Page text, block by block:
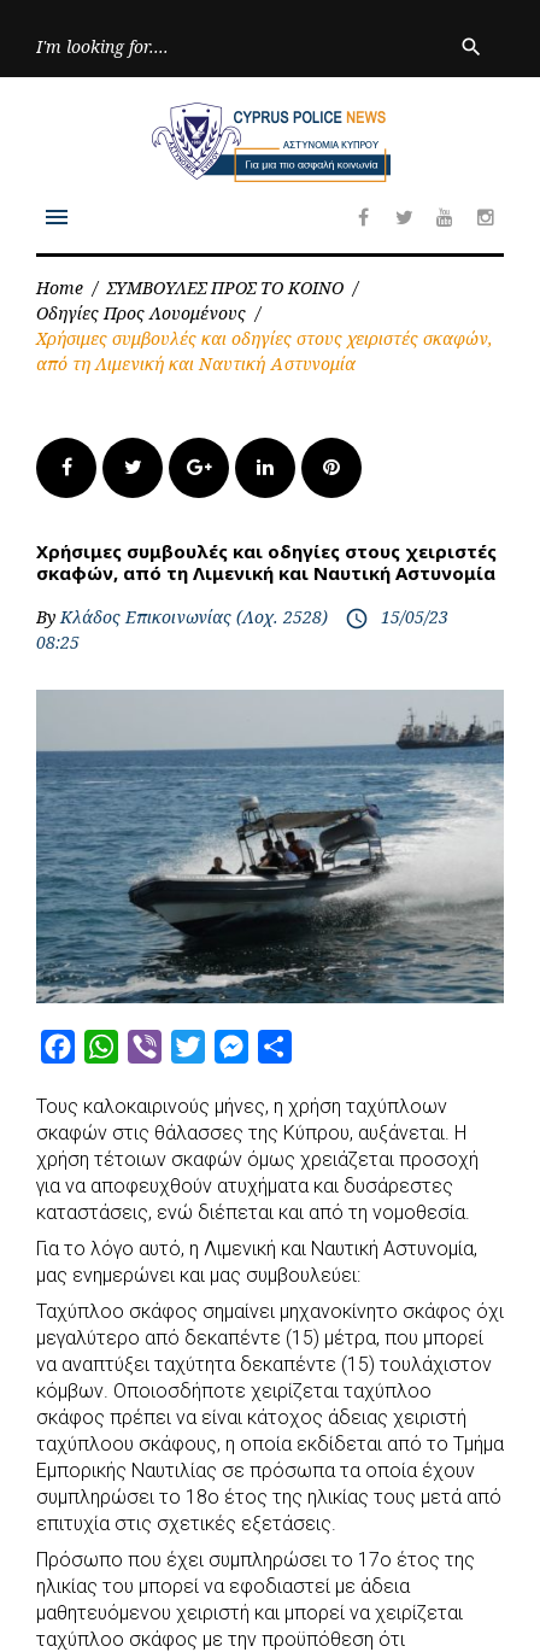
search
Facebook
TwitterYoutube
menu
Home / ΣΥΜΒΟΥΛΕΣ ΠΡΟΣ ΤΟ ΚΟΙΝΟ /
Οδηγίες Προς Λουομένους /
Χρήσιμες συμβουλές και οδηγίες στους χειριστές σκαφών,
από τη Λιμενική και Ναυτική Αστυνομία
FacebookTwitter Google+LinkedInPinterest
Χρήσιμες συμβουλές και οδηγίες στους χειριστές
σκαφών, από τη Λιμενική και Ναυτική Αστυνομία
ByΚλάδος Επικοινωνίας (Λοχ. 2528) access_time 15/05/23
08:25
c
e
b
o
o
k
W
a
t
s
A
p
p
b
e
r
i
t
t
e
r
s
s
e
n
g
e
r
a
r
e
Τους καλοκαιρινούς μήνες, η χρήση ταχύπλοων
σκαφών στις θάλασσες της Κύπρου, αυξάνεται. Η
χρήση τέτοιων σκαφών όμως χρειάζεται προσοχή
για να αποφευχθούν ατυχήματα και δυσάρεστες
καταστάσεις, ενώ διέπεται και από τη νομοθεσία.
Για το λόγο αυτό, η Λιμενική και Ναυτική Αστυνομία,
μας ενημερώνει και μας συμβουλεύει:
Ταχύπλοο σκάφος σημαίνει μηχανοκίνητο σκάφος όχι
μεγαλύτερο από δεκαπέντε (15) μέτρα, που μπορεί
να αναπτύξει ταχύτητα δεκαπέντε (15) τουλάχιστον
κόμβων. Οποιοσδήποτε χειρίζεται ταχύπλοο
σκάφος πρέπει να είναι κάτοχος άδειας χειριστή
ταχύπλοου σκάφους, η οποία εκδίδεται από το Τμήμα
Εμπορικής Ναυτιλίας σε πρόσωπα τα οποία έχουν
συμπληρώσει το 18ο έτος της ηλικίας τους μετά από
επιτυχία στις σχετικές εξετάσεις.
Πρόσωπο που έχει συμπληρώσει το 17ο έτος της
ηλικίας του μπορεί να εφοδιαστεί με άδεια
μαθητευόμενου χειριστή και μπορεί να χειρίζεται
ταχύπλοο σκάφος με την προϋπόθεση ότι